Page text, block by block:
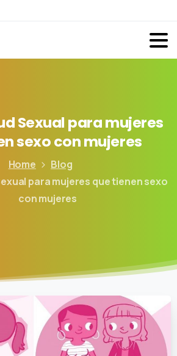
Sexual paramujeres
sexoconmujeres
Home
Blog
para mujeres que tienen sexo
con mujeres